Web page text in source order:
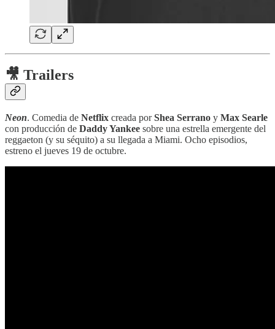
🎥 Trailers
Neon. Comedia de Netflix creada porShea Serrano y Max Searle
con producción de Daddy Yankee sobre una estrella emergente del
reggaeton (y su séquito) a su llegada a Miami. Ocho episodios,
estreno el jueves 19 de octubre.